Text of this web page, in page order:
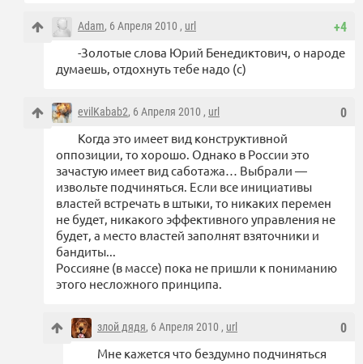
+4
Adam, 6 Апреля 2010 , url
-Золотые слова Юрий Бенедиктович, о народе
думаешь, отдохнуть тебе надо (с)
0
evilKabab2, 6 Апреля 2010 , url
Когда это имеет вид конструктивной
оппозиции, то хорошо. Однако в России это
зачастую имеет вид саботажа… Выбрали —
извольте подчиняться. Если все инициативы
властей встречать в штыки, то никаких перемен
не будет, никакого эффективного управления не
будет, а место властей заполнят взяточники и
бандиты...
Россияне (в массе) пока не пришли к пониманию
этого несложного принципа.
0
злой дядя, 6 Апреля 2010 , url
Мне кажется что бездумно подчиняться